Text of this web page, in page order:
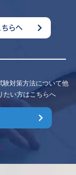
らへ
験対策方法について他
たい方はこちらへ